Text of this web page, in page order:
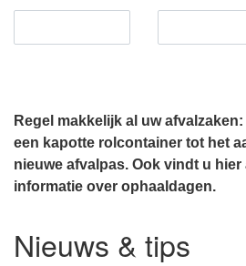
Regel makkelijk al uw
een kapotte rolcontainer tot het
nieuwe afvalpas. Ook vindt u
informatie over ophaaldagen.
Nieuws & tips